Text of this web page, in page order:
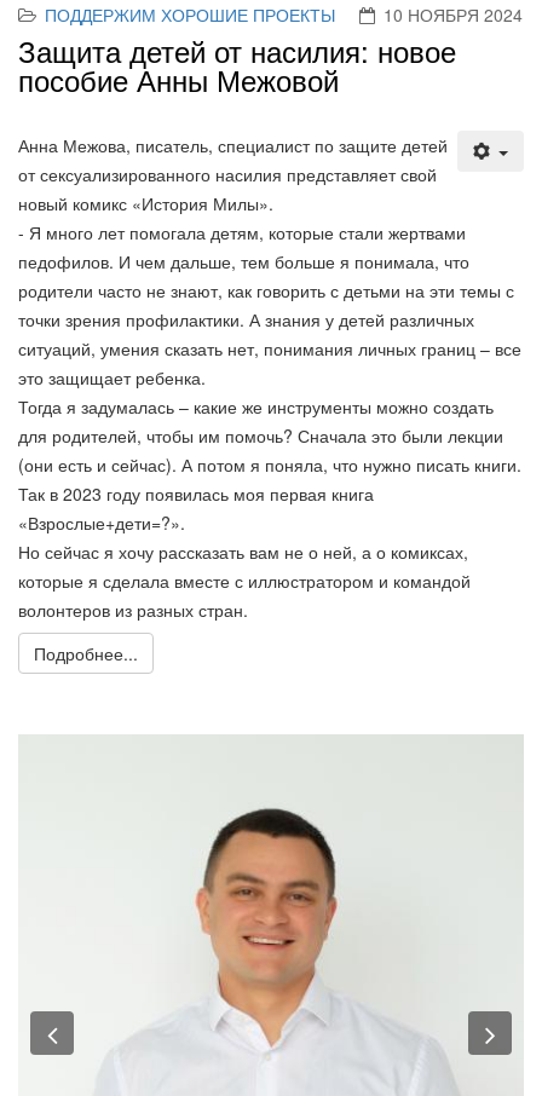
ПОДДЕРЖИМ ХОРОШИЕ ПРОЕКТЫ 10 НОЯБРЯ 2024
Защита детей от насилия: новое
пособие Анны Межовой
Анна Межова, писатель, специалист по защите детей
от сексуализированного насилия представляет свой
новый комикс «История Милы».
- Я много лет помогала детям, которые стали жертвами
педофилов. И чем дальше, тем больше я понимала, что
родители часто не знают, как говорить с детьми на эти темы с
точки зрения профилактики. А знания у детей различных
ситуаций, умения сказать нет, понимания личных границ – все
это защищает ребенка.
Тогда я задумалась – какие же инструменты можно создать
для родителей, чтобы им помочь? Сначала это были лекции
(они есть и сейчас). А потом я поняла, что нужно писать книги.
Так в 2023 году появилась моя первая книга
«Взрослые+дети=?».
Но сейчас я хочу рассказать вам не о ней, а о комиксах,
которые я сделала вместе с иллюстратором и командой
волонтеров из разных стран.
Подробнее...
Previous